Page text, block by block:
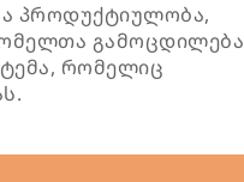
პროდუქტიულობა,
გამოცდილება
რომელიც